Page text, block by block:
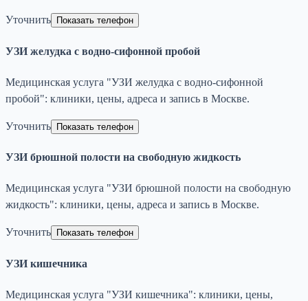
Уточнить Показать телефон
УЗИ желудка с водно-сифонной пробой
Медицинская услуга "УЗИ желудка с водно-сифонной
пробой": клиники, цены, адреса и запись в Москве.
Уточнить Показать телефон
УЗИ брюшной полости на свободную жидкость
Медицинская услуга "УЗИ брюшной полости на свободную
жидкость": клиники, цены, адреса и запись в Москве.
Уточнить Показать телефон
УЗИ кишечника
Медицинская услуга "УЗИ кишечника": клиники, цены,